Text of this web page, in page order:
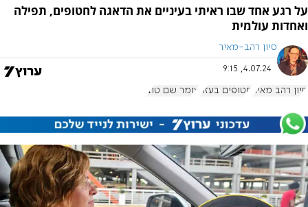
על רגע אחד שבו ראיתי בעיניים את הדאגה לחטופים, תפילה
ואחדות עולמית
סיון רהב-מאיר
4.07.24, 9:15
סיון רהב מאיר חטופים בעזה עומר שם טוב